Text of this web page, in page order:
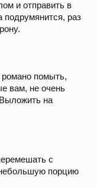
и отправить в
подрумянится, раз
романо помыть,
вам, не очень
на
с
порцию